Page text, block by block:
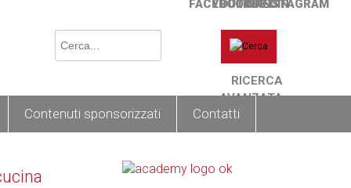
RICERCA
AVANZATA
Contenuti sponsorizzati Contatti